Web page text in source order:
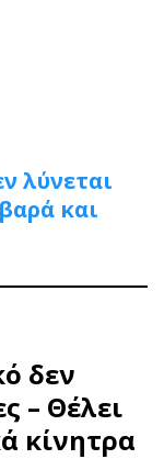
λύνεται
και
δεν
– Θέλει
κίνητρα